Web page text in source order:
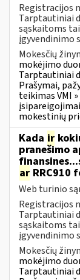
Registracijos
Tarptautiniai
sąskaitoms
įgyvendinimo
Mokesčių
mokėjimo
Tarptautiniai
Prašymai,
teikimas VMI
mokestinių
Kada ir
pranešimo
ar RRC910
Web turinio
Registracijos
Tarptautiniai
sąskaitoms
įgyvendinimo
Mokesčių
mokėjimo
Tarptautiniai